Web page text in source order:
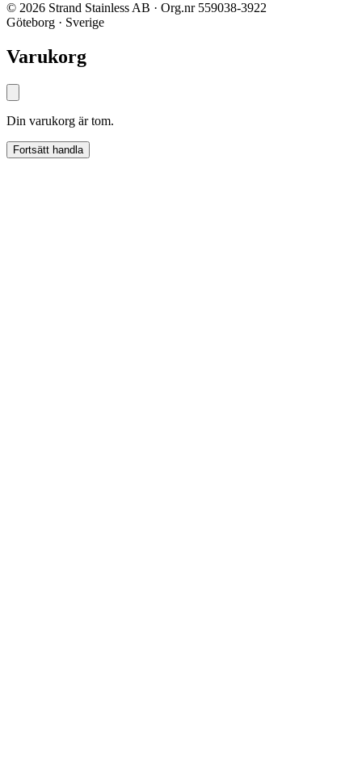
© 2026 Strand Stainless AB · Org.nr 559038-3922
Göteborg · Sverige
Varukorg
Din varukorg är tom.
Fortsätt handla